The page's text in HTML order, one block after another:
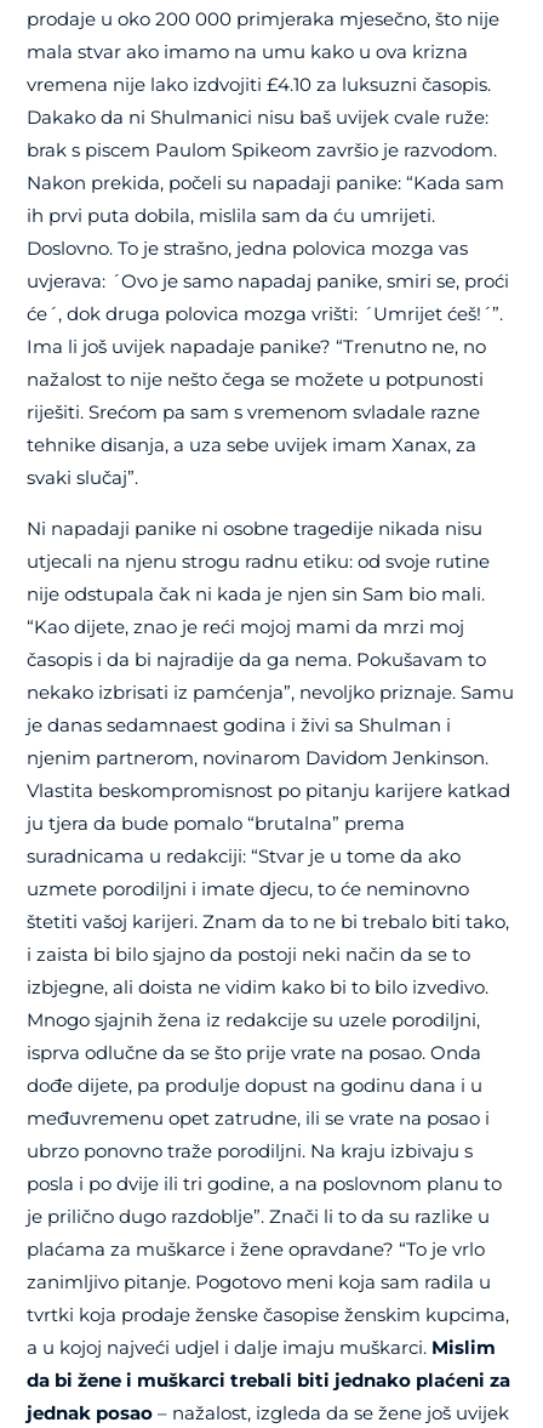
prodaje u oko 200 000 primjeraka mjesečno, što nije
mala stvar ako imamo na umu kako u ova krizna
vremena nije lako izdvojiti £4.10 za luksuzni časopis.
Dakako da ni Shulmanici nisu baš uvijek cvale ruže:
brak s piscem Paulom Spikeom završio je razvodom.
Nakon prekida, počeli su napadaji panike: “Kada sam
ih prvi puta dobila, mislila sam da ću umrijeti.
Doslovno. To je strašno, jedna polovica mozga vas
uvjerava: ´Ovo je samo napadaj panike, smiri se, proći
će´, dok druga polovica mozga vrišti: ´Umrijet ćeš!´”.
Ima li još uvijek napadaje panike? “Trenutno ne, no
nažalost to nije nešto čega se možete u potpunosti
riješiti. Srećom pa sam s vremenom svladale razne
tehnike disanja, a uza sebe uvijek imam Xanax, za
svaki slučaj”.
Ni napadaji panike ni osobne tragedije nikada nisu
utjecali na njenu strogu radnu etiku: od svoje rutine
nije odstupala čak ni kada je njen sin Sam bio mali.
“Kao dijete, znao je reći mojoj mami da mrzi moj
časopis i da bi najradije da ga nema. Pokušavam to
nekako izbrisati iz pamćenja”, nevoljko priznaje. Samu
je danas sedamnaest godina i živi sa Shulman i
njenim partnerom, novinarom Davidom Jenkinson.
Vlastita beskompromisnost po pitanju karijere katkad
ju tjera da bude pomalo “brutalna” prema
suradnicama u redakciji: “Stvar je u tome da ako
uzmete porodiljni i imate djecu, to će neminovno
štetiti vašoj karijeri. Znam da to ne bi trebalo biti tako,
i zaista bi bilo sjajno da postoji neki način da se to
izbjegne, ali doista ne vidim kako bi to bilo izvedivo.
Mnogo sjajnih žena iz redakcije su uzele porodiljni,
isprva odlučne da se što prije vrate na posao. Onda
dođe dijete, pa produlje dopust na godinu dana i u
međuvremenu opet zatrudne, ili se vrate na posao i
ubrzo ponovno traže porodiljni. Na kraju izbivaju s
posla i po dvije ili tri godine, a na poslovnom planu to
je prilično dugo razdoblje”. Znači li to da su razlike u
plaćama za muškarce i žene opravdane? “To je vrlo
zanimljivo pitanje. Pogotovo meni koja sam radila u
tvrtki koja prodaje ženske časopise ženskim kupcima,
a u kojoj najveći udjel i dalje imaju muškarci. Mislim
da bi žene i muškarci trebali biti jednako plaćeni za
jednak posao – nažalost, izgleda da se žene još uvijek